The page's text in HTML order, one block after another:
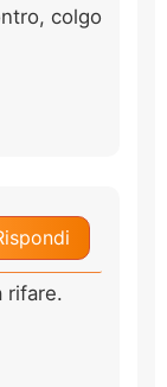
colgo
rifare.